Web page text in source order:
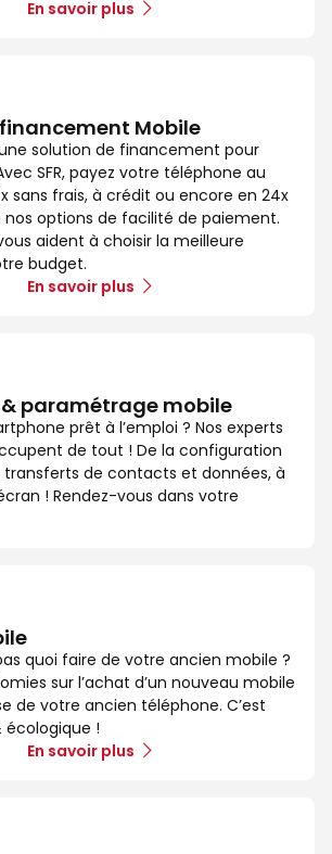
En savoir plus
Mobile
solution de financement pour
SFR, payez votre téléphone au
sans frais, à crédit ou encore en 24x
nos options de facilité de paiement.
aident à choisir la meilleure
budget.
En savoir plus
paramétrage mobile
prêt à l’emploi ? Nos experts
de tout ! De la configuration
de contacts et données, à
! Rendez-vous dans votre
quoi faire de votre ancien mobile ?
sur l’achat d’un nouveau mobile
de votre ancien téléphone. C’est
écologique !
En savoir plus